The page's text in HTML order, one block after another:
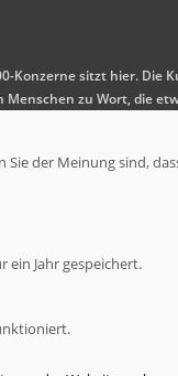
Konzerne sitzt hier.
zu Wort, die
der Meinung sind,
ein Jahr gespeichert.